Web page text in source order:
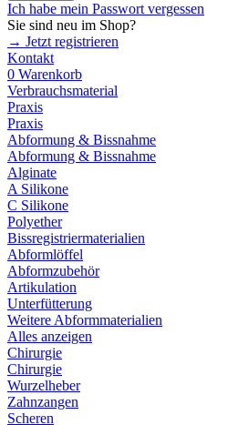
Ich habe mein Passwort vergessen
Sie sind neu im Shop?
→ Jetzt registrieren
Kontakt
0 Warenkorb
Verbrauchsmaterial
Praxis
Praxis
Abformung & Bissnahme
Abformung & Bissnahme
Alginate
A Silikone
C Silikone
Polyether
Bissregistriermaterialien
Abformlöffel
Abformzubehör
Artikulation
Unterfütterung
Weitere Abformmaterialien
Alles anzeigen
Chirurgie
Chirurgie
Wurzelheber
Zahnzangen
Scheren